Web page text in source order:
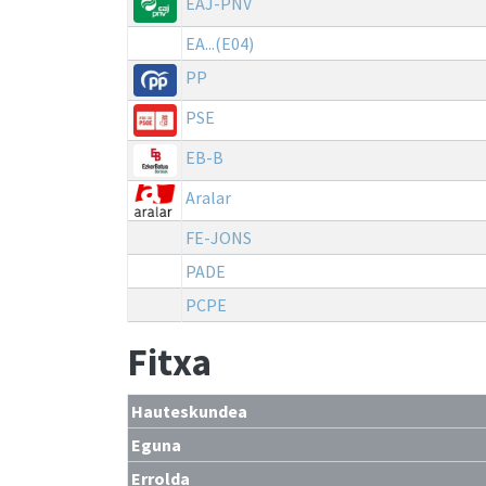
EA...(E04)
PP
PSE
EB-B
Aralar
FE-JONS
PADE
PCPE
Fitxa
Hauteskundea
Eguna
Errolda